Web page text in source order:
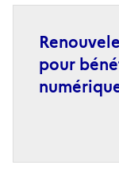
pour